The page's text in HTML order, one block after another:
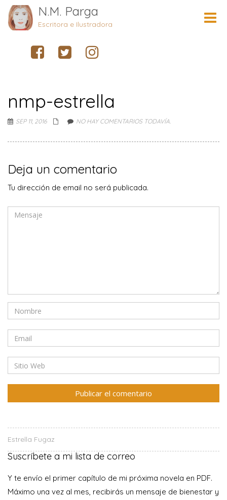
N.M. Parga
Escritora e Ilustradora
nmp-estrella
SEP 11, 2016 NO HAY COMENTARIOS TODAVÍA.
Deja un comentario
Tu dirección de email no será publicada.
Estrella Fugaz
Suscríbete a mi lista de correo
Y te envío el primer capítulo de mi próxima novela en PDF.
Máximo una vez al mes, recibirás un mensaje de bienestar y